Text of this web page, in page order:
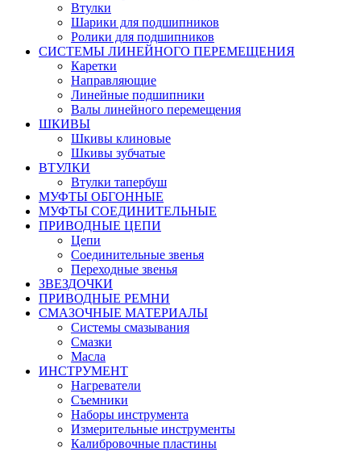
Втулки
Шарики для подшипников
Ролики для подшипников
СИСТЕМЫ ЛИНЕЙНОГО ПЕРЕМЕЩЕНИЯ
Каретки
Направляющие
Линейные подшипники
Валы линейного перемещения
ШКИВЫ
Шкивы клиновые
Шкивы зубчатые
ВТУЛКИ
Втулки тапербуш
МУФТЫ ОБГОННЫЕ
МУФТЫ СОЕДИНИТЕЛЬНЫЕ
ПРИВОДНЫЕ ЦЕПИ
Цепи
Соединительные звенья
Переходные звенья
ЗВЕЗДОЧКИ
ПРИВОДНЫЕ РЕМНИ
СМАЗОЧНЫЕ МАТЕРИАЛЫ
Системы смазывания
Смазки
Масла
ИНСТРУМЕНТ
Нагреватели
Съемники
Наборы инструмента
Измерительные инструменты
Калибровочные пластины